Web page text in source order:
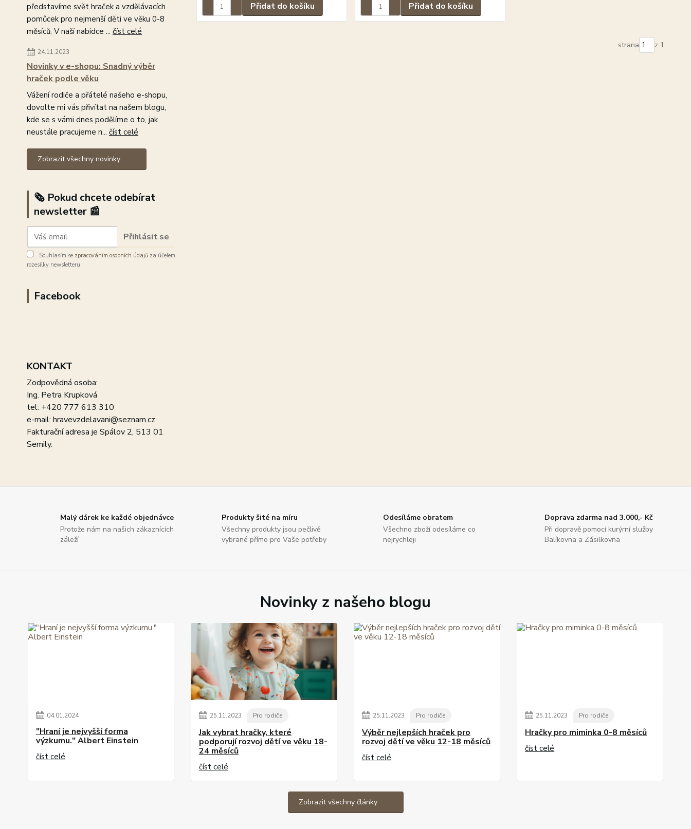
představíme svět hraček a vzdělávacích
pomůcek pro nejmenší děti ve věku 0-8
měsíců. V naší nabídce ... číst celé
24.11.2023
Novinky v e-shopu: Snadný výběr
hraček podle věku
Vážení rodiče a přátelé našeho e-shopu,
dovolte mi vás přivítat na našem blogu,
kde se s vámi dnes podělíme o to, jak
neustále pracujeme n... číst celé
Zobrazit všechny novinky
🗞️ Pokud chcete odebírat
newsletter 📰
Přihlásit se
Souhlasím se zpracováním osobních údajů za účelem
rozesílky newsletteru.
Facebook
KONTAKT
Zodpovědná osoba:
Ing. Petra Krupková
tel: +420 777 613 310
e-mail: hravevzdelavani@seznam.cz
Fakturační adresa je Spálov 2, 513 01
Semily.
Přidat do košíku Přidat do košíku
strana z 1
Malý dárek ke každé objednávce
Protože nám na našich zákaznících
záleží
Produkty šité na míru
Všechny produkty jsou pečlivě
vybrané přímo pro Vaše potřeby
Odesíláme obratem
Všechno zboží odesíláme co
nejrychleji
Doprava zdarma nad 3.000,- Kč
Při dopravě pomocí kurýrní služby
Balíkovna a Zásilkovna
Novinky z našeho blogu
04.01.2024
"Hraní je nejvyšší forma
výzkumu." Albert Einstein
číst celé
25.11.2023 Pro rodiče
Jak vybrat hračky, které
podporují rozvoj dětí ve věku 18-
24 měsíců
číst celé
25.11.2023 Pro rodiče
Výběr nejlepších hraček pro
rozvoj dětí ve věku 12-18 měsíců
číst celé
25.11.2023 Pro rodiče
Hračky pro miminka 0-8 měsíců
číst celé
Zobrazit všechny články